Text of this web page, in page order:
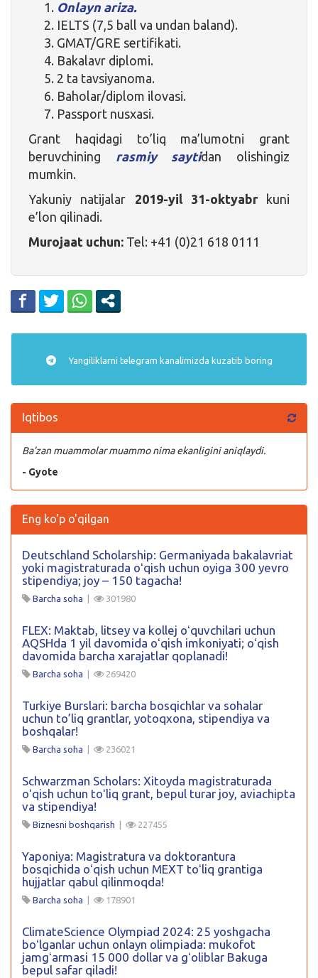
Onlayn ariza.
IELTS (7,5 ball va undan baland).
GMAT/GRE sertifikati.
Bakalavr diplomi.
2 ta tavsiyanoma.
Baholar/diplom ilovasi.
Passport nusxasi.
Grant haqidagi to’liq ma’lumotni grant
beruvchining
rasmiy saytidan olishingiz
mumkin.
Yakuniy natijalar 2019-yil 31-oktyabrkuni
e’lon qilinadi.
Murojaat uchun: Tel: +41 (0)21 618 0111
Yangiliklarni telegram kanalimizda kuzatib boring
Iqtibos
Ba’zan muammolar muammo nima ekanligini aniqlaydi.
- Gyote
Eng ko'p o'qilgan
Deutschland Scholarship: Germaniyada bakalavriat
yoki magistraturada oʻqish uchun oyiga 300 yevro
stipendiya; joy – 150 tagacha!
Barcha soha | 301980
FLEX: Maktab, litsey va kollej oʻquvchilari uchun
AQSHda 1 yil davomida oʻqish imkoniyati; oʻqish
davomida barcha xarajatlar qoplanadi!
Barcha soha | 269420
Turkiye Burslari: barcha bosqichlar va sohalar
uchun to’liq grantlar, yotoqxona, stipendiya va
boshqalar!
Barcha soha | 236021
Schwarzman Scholars: Xitoyda magistraturada
oʻqish uchun toʻliq grant, bepul turar joy, aviachipta
va stipendiya!
Biznesni boshqarish | 227455
Yaponiya: Magistratura va doktorantura
bosqichida oʻqish uchun MEXT toʻliq grantiga
hujjatlar qabul qilinmoqda!
Barcha soha | 178901
ClimateScience Olympiad 2024: 25 yoshgacha
boʻlganlar uchun onlayn olimpiada: mukofot
jamgʻarmasi 15 000 dollar va gʻoliblar Bakuga
bepul safar qiladi!